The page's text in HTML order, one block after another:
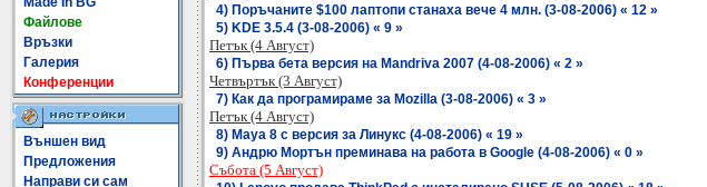
Файлове
Връзки
Галерия
Конференции
Външен вид
Предложения
Направи си сам
4) Поръчаните $100 лаптопи станаха вече 4 млн. (3-08-2006) « 12 »
5) KDE 3.5.4 (3-08-2006) « 9 »
Петък (4 Август)
6) Първа бета версия на Mandriva 2007 (4-08-2006) « 2 »
Четвъртък (3 Август)
7) Как да програмираме за Mozilla (3-08-2006) « 3 »
Петък (4 Август)
8) Maya 8 с версия за Линукс (4-08-2006) « 19 »
9) Андрю Мортън преминава на работа в Google (4-08-2006) « 0 »
Събота (5 Август)